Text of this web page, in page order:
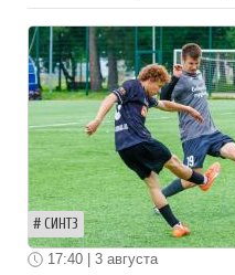
СИНТЗ
17:40 | 3 августа